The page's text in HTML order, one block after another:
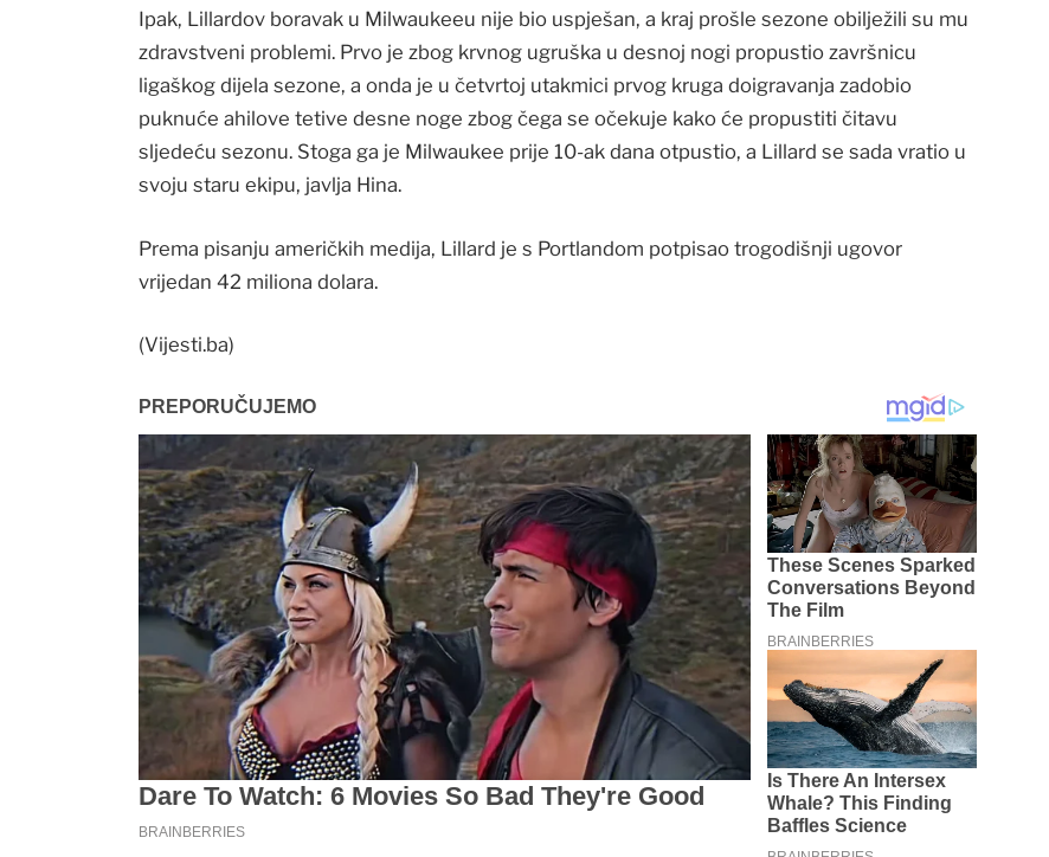
Ipak, Lillardov boravak u Milwaukeeu nije bio uspješan, a kraj prošle sezone obilježili su mu
zdravstveni problemi. Prvo je zbog krvnog ugruška u desnoj nogi propustio završnicu
ligaškog dijela sezone, a onda je u četvrtoj utakmici prvog kruga doigravanja zadobio
puknuće ahilove tetive desne noge zbog čega se očekuje kako će propustiti čitavu
sljedeću sezonu. Stoga ga je Milwaukee prije 10-ak dana otpustio, a Lillard se sada vratio u
svoju staru ekipu, javlja Hina.
Prema pisanju američkih medija, Lillard je s Portlandom potpisao trogodišnji ugovor
vrijedan 42 miliona dolara.
(Vijesti.ba)